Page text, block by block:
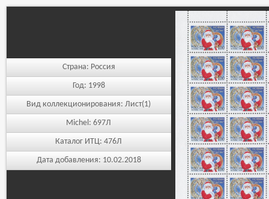
Страна: Россия
Год: 1998
Вид коллекционирования:Лист(1)
Michel:697Л
Каталог ИТЦ:476Л
Дата добавления: 10.02.2018